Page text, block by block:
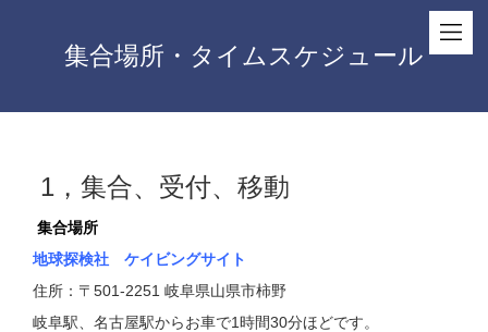
集合場所・タイムスケジュール
1，集合、受付、移動
集合場所
地球探検社 ケイビングサイト
住所：〒501-2251 岐阜県山県市柿野
岐阜駅、名古屋駅からお車で1時間30分ほどです。